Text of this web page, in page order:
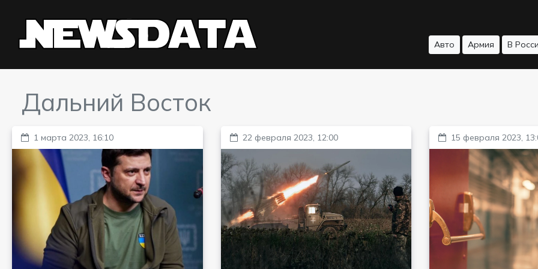
Авто Армия В
Дальний Восток
1 марта 2023, 16:10 22 февраля 2023, 12:00 15 февраля 2023,